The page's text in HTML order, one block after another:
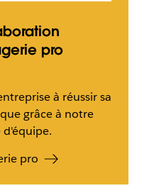
pro
à réussir sa
grâce à notre
d'équipe.
pro